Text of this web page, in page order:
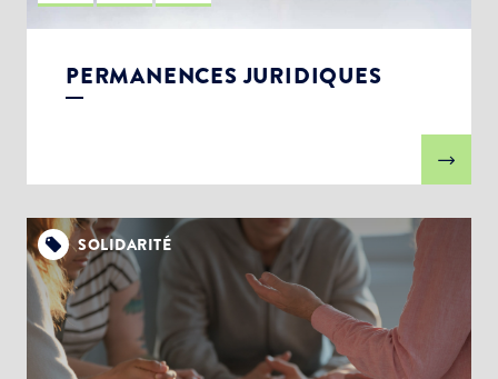
PERMANENCES JURIDIQUES
SOLIDARITÉ